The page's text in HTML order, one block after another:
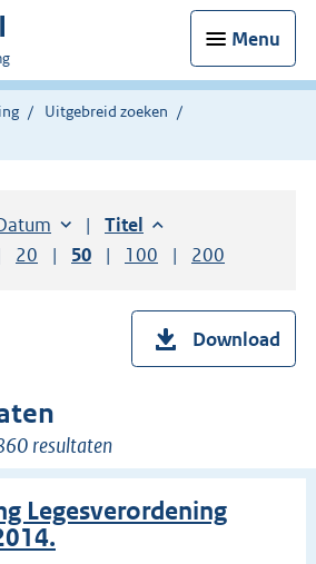
Menu
Uitgebreid zoeken
op:
aflopendSorteer op:
Titel aflopend
per pagina
Toon
20 resultaten per pagina
Toon
50 resultaten per pagina
Toon
100 resultaten per
Toon
200
Download
resultaten
Legesverordening